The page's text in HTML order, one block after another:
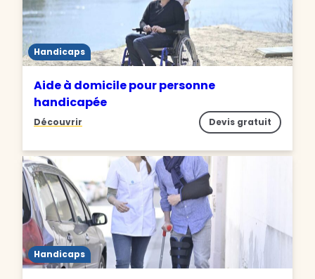
Handicaps
Aide à domicile pour personne
handicapée
Découvrir Devis gratuit
Handicaps